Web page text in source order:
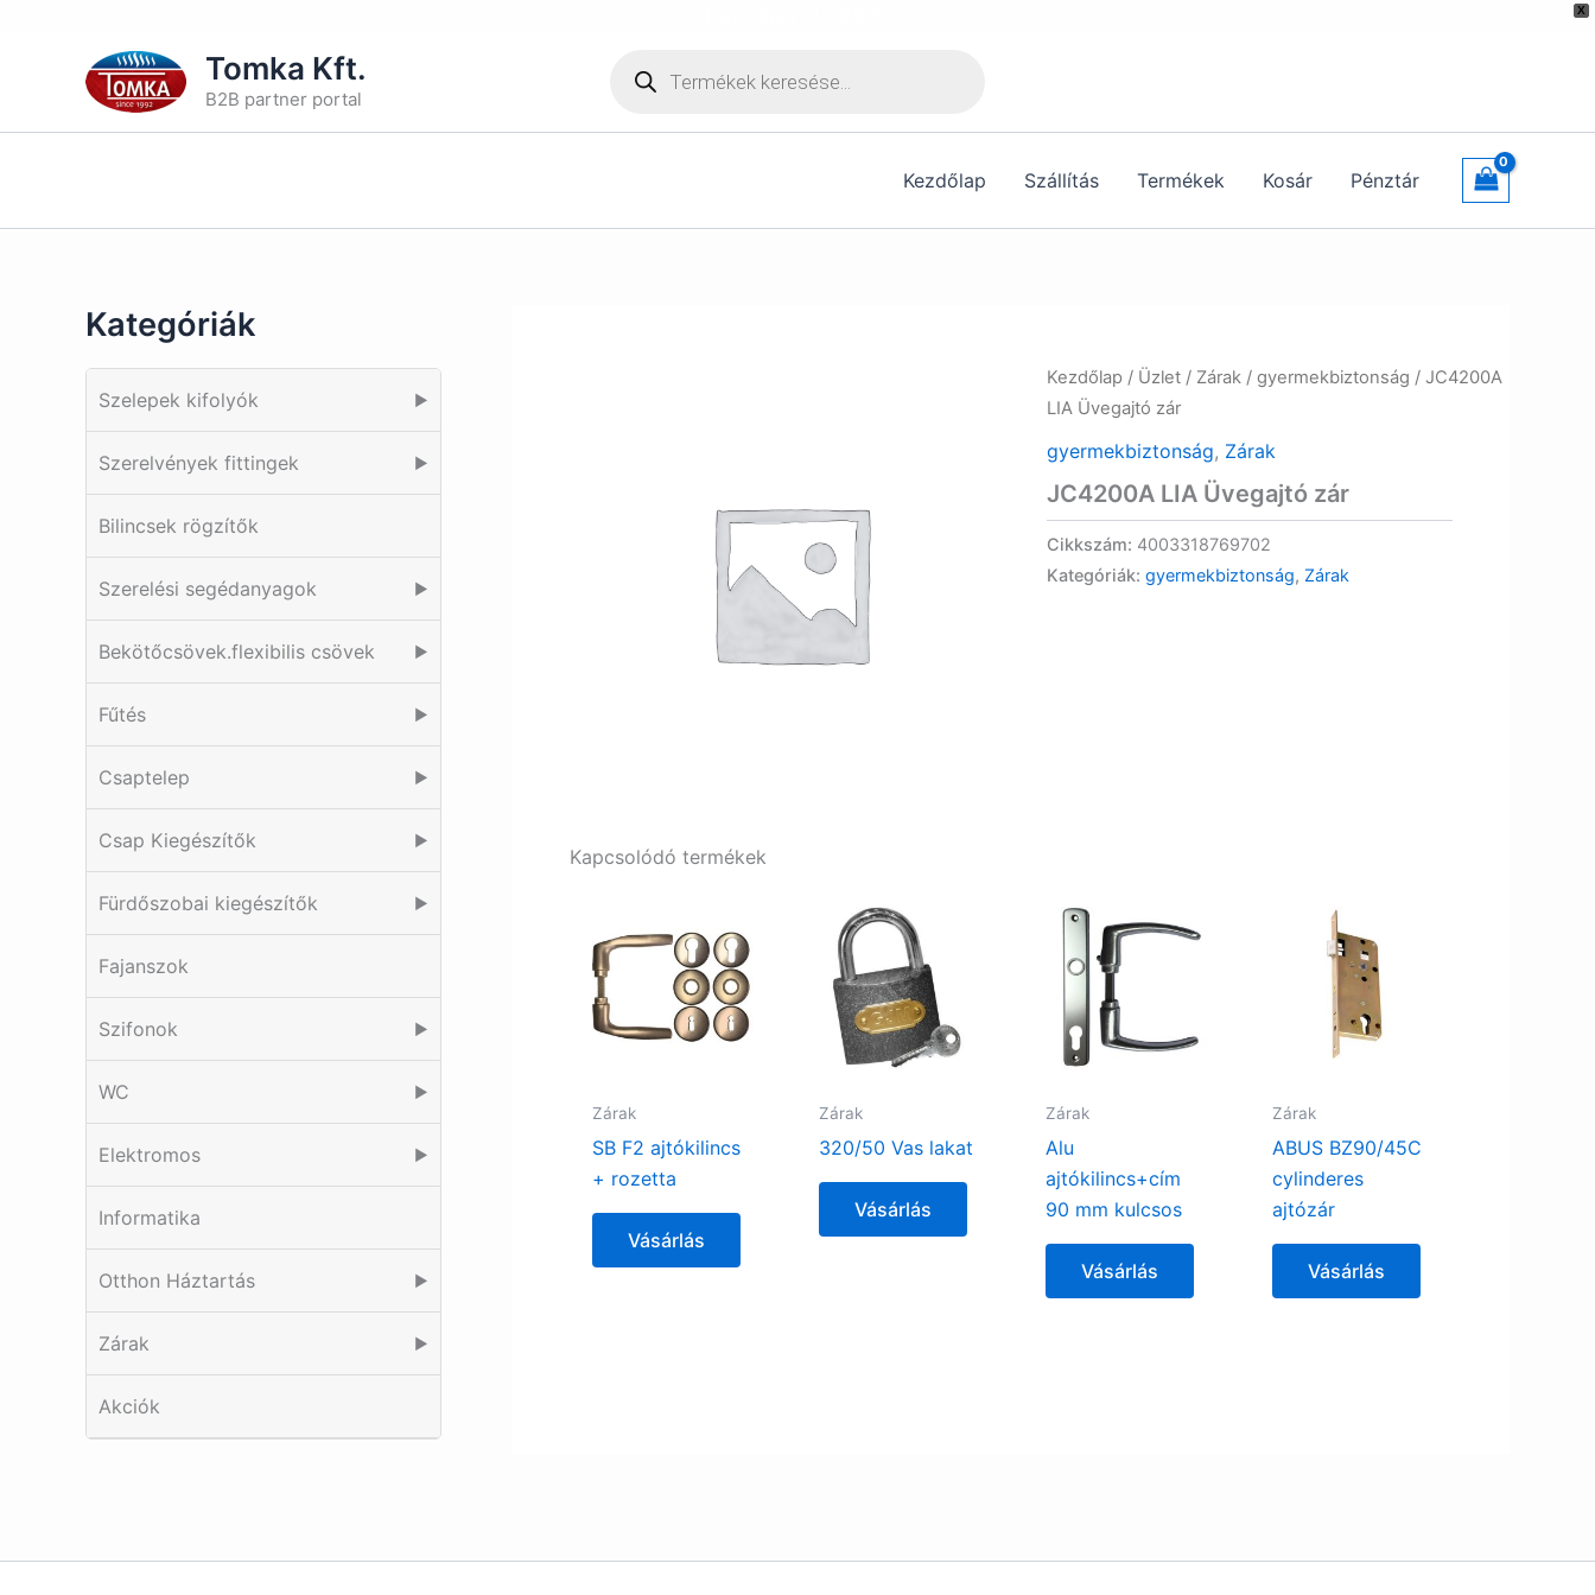
X
Tomka Kft.
B2B partner portal
search
Kezdőlap Szállítás Termékek Kosár Pénztár
Kategóriák
Szelepek kifolyók ▶
Szerelvények fittingek ▶
Bilincsek rögzítők
Szerelési segédanyagok ▶
Bekötőcsövek.flexibilis csövek ▶
Fűtés ▶
Csaptelep ▶
Csap Kiegészítők ▶
Fürdőszobai kiegészítők ▶
Fajanszok
Szifonok ▶
WC ▶
Elektromos ▶
Informatika
Otthon Háztartás ▶
Zárak ▶
Akciók
Kezdőlap / Üzlet/ Zárak/ gyermekbiztonság / JC4200A
LIA Üvegajtó zár
gyermekbiztonság, Zárak
JC4200A LIA Üvegajtó zár
Cikkszám: 4003318769702
Kategóriák: gyermekbiztonság, Zárak
Kapcsolódó termékek
Zárak
SB F2 ajtókilincs
+ rozetta
Vásárlás
Zárak
320/50 Vas lakat
Vásárlás
Zárak
Alu
ajtókilincs+cím
90 mm kulcsos
Vásárlás
Zárak
ABUS BZ90/45C
cylinderes
ajtózár
Vásárlás